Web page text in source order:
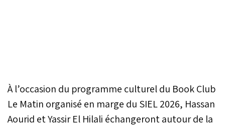
À l’occasion du programme culturel du Book Club
Le Matin organisé en marge du SIEL 2026, Hassan
Aourid et Yassir El Hilali échangeront autour de la